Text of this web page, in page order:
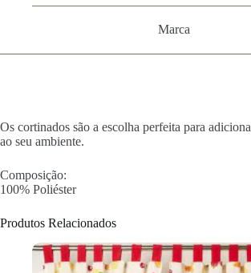
Marca
Os cortinados são a escolha perfeita para
ao seu ambiente.
Composição:
100% Poliéster
Produtos Relacionados